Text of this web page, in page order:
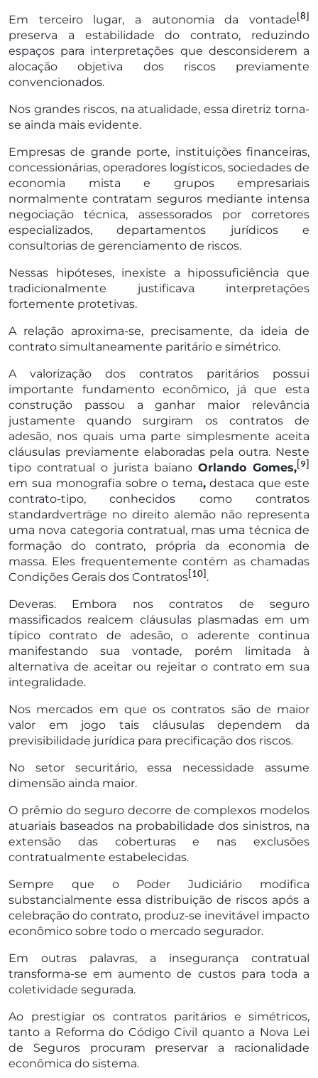
Em terceiro lugar, a autonomia da vontade [8]
preserva a estabilidade do contrato, reduzindo
espaços para interpretações que desconsiderem a
alocação objetiva dos riscos previamente
convencionados.
Nos grandes riscos, na atualidade, essa diretriz torna-
se ainda mais evidente.
Empresas de grande porte, instituições financeiras,
concessionárias, operadores logísticos, sociedades de
economia mista e grupos empresariais
normalmente contratam seguros mediante intensa
negociação técnica, assessorados por corretores
especializados, departamentos jurídicos e
consultorias de gerenciamento de riscos.
Nessas hipóteses, inexiste a hipossuficiência que
tradicionalmente justificava interpretações
fortemente protetivas.
A relação aproxima-se, precisamente, da ideia de
contrato simultaneamente paritário e simétrico.
A valorização dos contratos paritários possui
importante fundamento econômico, já que esta
construção passou a ganhar maior relevância
justamente quando surgiram os contratos de
adesão, nos quais uma parte simplesmente aceita
cláusulas previamente elaboradas pela outra. Neste
tipo contratual o jurista baiano Orlando Gomes, [9]
em sua monografia sobre o tema,destaca que este
contrato-tipo, conhecidos como contratos
standardverträge no direito alemão não representa
uma nova categoria contratual, mas uma técnica de
formação do contrato, própria da economia de
massa. Eles frequentemente contém as chamadas
Condições Gerais dos Contratos [10] .
Deveras. Embora nos contratos de seguro
massificados realcem cláusulas plasmadas em um
típico contrato de adesão, o aderente continua
manifestando sua vontade, porém limitada à
alternativa de aceitar ou rejeitar o contrato em sua
integralidade.
Nos mercados em que os contratos são de maior
valor em jogo tais cláusulas dependem da
previsibilidade jurídica para precificação dos riscos.
No setor securitário, essa necessidade assume
dimensão ainda maior.
O prêmio do seguro decorre de complexos modelos
atuariais baseados na probabilidade dos sinistros, na
extensão das coberturas e nas exclusões
contratualmente estabelecidas.
Sempre que o Poder Judiciário modifica
substancialmente essa distribuição de riscos após a
celebração do contrato, produz-se inevitável impacto
econômico sobre todo o mercado segurador.
Em outras palavras, a insegurança contratual
transforma-se em aumento de custos para toda a
coletividade segurada.
Ao prestigiar os contratos paritários e simétricos,
tanto a Reforma do Código Civil quanto a Nova Lei
de Seguros procuram preservar a racionalidade
econômica do sistema.